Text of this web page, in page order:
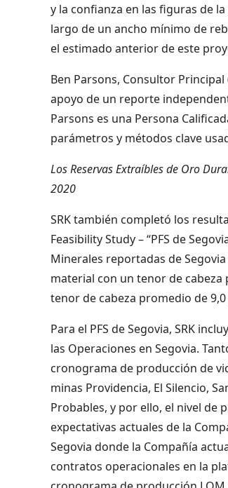
y la confianza en las figuras de
largo de un ancho mínimo de
el estimado anterior de este
Ben Parsons, Consultor
apoyo de un reporte
Parsons es una Persona
parámetros y métodos clave
Los Reservas Extraíbles de Oro
2020
SRK también completó los
Feasibility Study – “PFS de
Minerales reportadas de
material con un tenor de cabeza
tenor de cabeza promedio de
Para el PFS de Segovia, SRK
las Operaciones en Segovia.
cronograma de producción de
minas Providencia, El Silencio,
Probables, y por ello, el nivel de
expectativas actuales de la
Segovia donde la Compañía
contratos operacionales en la